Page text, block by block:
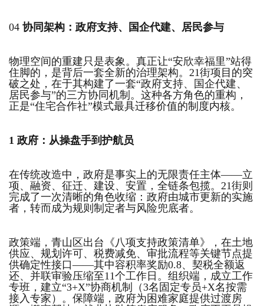
04 协同架构：政府支持、国企代建、居民参与
物理空间的重建只是表象。真正让“安欣幸福里”站得
住脚的，是背后一套全新的治理架构。21街项目的突
破之处，在于其构建了一套“政府支持、国企代建、
居民参与”的三方协同机制。这种各方角色的重构，
正是“住宅合作社”模式最具迁移价值的制度内核。
1 政府：从操盘手到护航员
在传统改造中，政府是事实上的无限责任主体——立
项、融资、征迁、建设、安置，全链条包揽。21街则
完成了一次清晰的角色收缩：政府由城市更新的实施
者，转而成为规则制定者与风险兜底者。
政策端，青山区出台《八项支持政策清单》，在土地
供应、规划许可、税费减免、审批流程等关键节点提
供确定性接口——其中容积率奖励0.8、契税全额返
还、并联审验压缩至11个工作日。组织端，成立工作
专班，建立“3+X”协商机制（3名固定专员+X名按需
接入专家）。保障端，政府为困难家庭提供过渡房